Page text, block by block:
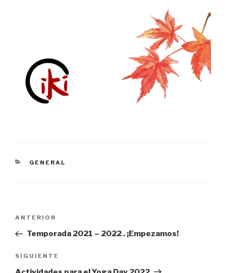
CATEGORÍAS
GENERAL
entradas
Entrada
anterior:
ANTERIOR
Temporada 2021 – 2022 . ¡Empezamos!
Siguiente
entrada
SIGUIENTE